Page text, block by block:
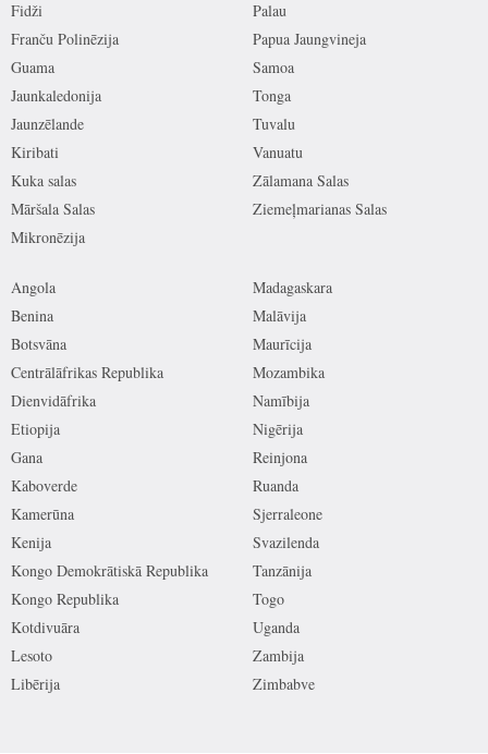
Fidži
Franču Polinēzija
Guama
Jaunkaledonija
Jaunzēlande
Kiribati
Kuka salas
Māršala Salas
Mikronēzija
Palau
Papua Jaungvineja
Samoa
Tonga
Tuvalu
Vanuatu
Zālamana Salas
Ziemeļmarianas Salas
Angola
Benina
Botsvāna
Centrālāfrikas Republika
Dienvidāfrika
Etiopija
Gana
Kaboverde
Kamerūna
Kenija
Kongo Demokrātiskā Republika
Kongo Republika
Kotdivuāra
Lesoto
Libērija
Madagaskara
Malāvija
Maurīcija
Mozambika
Namībija
Nigērija
Reinjona
Ruanda
Sjerraleone
Svazilenda
Tanzānija
Togo
Uganda
Zambija
Zimbabve